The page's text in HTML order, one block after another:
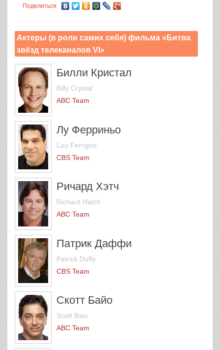
Поделиться
Актеры (в роли самих себя) фильма «Битва
звёзд телеканалов VI»
Билли Кристал
Billy Crystal
ABC Team
Лу Ферриньо
Lou Ferrigno
CBS Team
Ричард Хэтч
Richard Hatch
ABC Team
Патрик Даффи
Patrick Duffy
CBS Team
Скотт Байо
Scott Baio
ABC Team